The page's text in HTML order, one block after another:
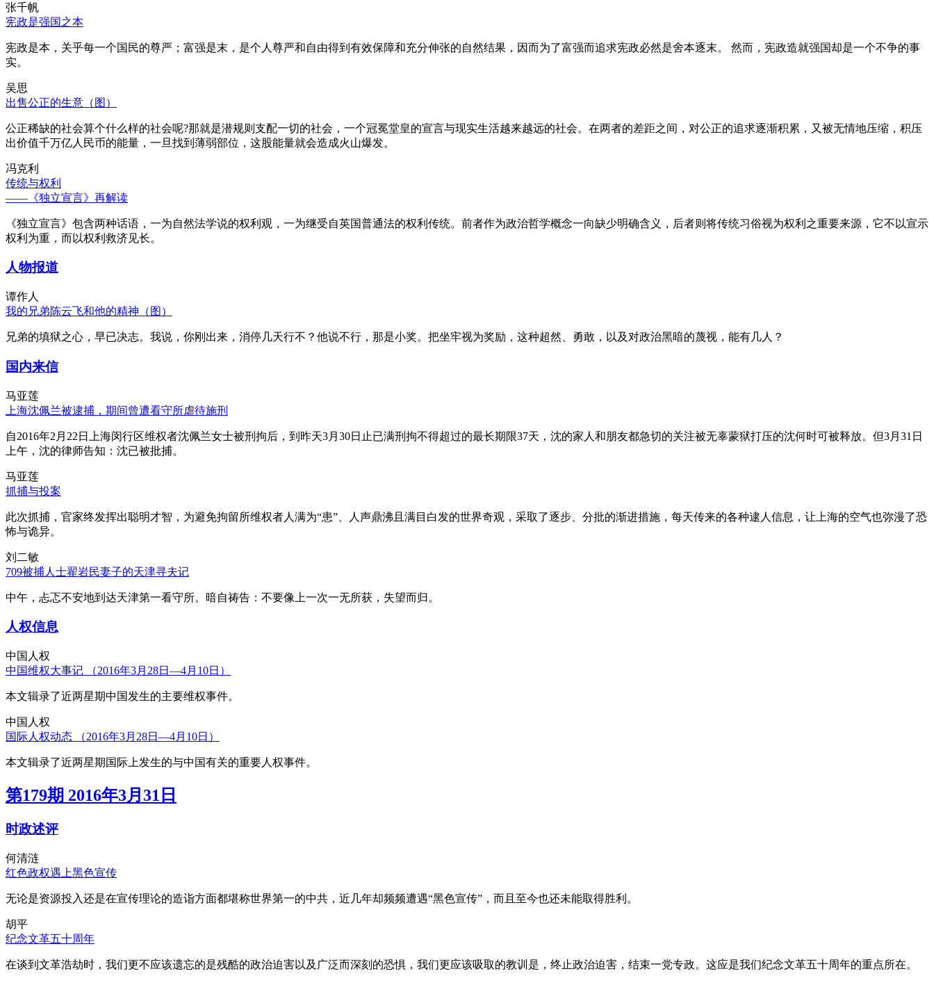
张千帆
宪政是强国之本
宪政是本，关乎每一个国民的尊严；富强是末，是个人尊严和自由得到有效保障和充分伸张的自然结果，因而为了富强而追求宪政必然是舍本逐末。 然而，宪政造就强国却是一个不争的事
实。
吴思
出售公正的生意（图）
公正稀缺的社会算个什么样的社会呢?那就是潜规则支配一切的社会，一个冠冕堂皇的宣言与现实生活越来越远的社会。在两者的差距之间，对公正的追求逐渐积累，又被无情地压缩，积压
出价值千万亿人民币的能量，一旦找到薄弱部位，这股能量就会造成火山爆发。
冯克利
传统与权利
——《独立宣言》再解读
《独立宣言》包含两种话语，一为自然法学说的权利观，一为继受自英国普通法的权利传统。前者作为政治哲学概念一向缺少明确含义，后者则将传统习俗视为权利之重要来源，它不以宣示
权利为重，而以权利救济见长。
人物报道
谭作人
我的兄弟陈云飞和他的精神（图）
兄弟的填狱之心，早已决志。我说，你刚出来，消停几天行不？他说不行，那是小奖。把坐牢视为奖励，这种超然、勇敢，以及对政治黑暗的蔑视，能有几人？
国内来信
马亚莲
上海沈佩兰被逮捕，期间曾遭看守所虐待施刑
自2016年2月22日上海闵行区维权者沈佩兰女士被刑拘后，到昨天3月30日止已满刑拘不得超过的最长期限37天，沈的家人和朋友都急切的关注被无辜蒙狱打压的沈何时可被释放。但3月31日
上午，沈的律师告知：沈已被批捕。
马亚莲
抓捕与投案
此次抓捕，官家终发挥出聪明才智，为避免拘留所维权者人满为“患”、人声鼎沸且满目白发的世界奇观，采取了逐步、分批的渐进措施，每天传来的各种逮人信息，让上海的空气也弥漫了恐
怖与诡异。
刘二敏
709被捕人士翟岩民妻子的天津寻夫记
中午，忐忑不安地到达天津第一看守所。暗自祷告：不要像上一次一无所获，失望而归。
人权信息
中国人权
中国维权大事记 （2016年3月28日—4月10日）
本文辑录了近两星期中国发生的主要维权事件。
中国人权
国际人权动态 （2016年3月28日—4月10日）
本文辑录了近两星期国际上发生的与中国有关的重要人权事件。
第179期 2016年3月31日
时政述评
何清涟
红色政权遇上黑色宣传
无论是资源投入还是在宣传理论的造诣方面都堪称世界第一的中共，近几年却频频遭遇“黑色宣传”，而且至今也还未能取得胜利。
胡平
纪念文革五十周年
在谈到文革浩劫时，我们更不应该遗忘的是残酷的政治迫害以及广泛而深刻的恐惧，我们更应该吸取的教训是，终止政治迫害，结束一党专政。这应是我们纪念文革五十周年的重点所在。